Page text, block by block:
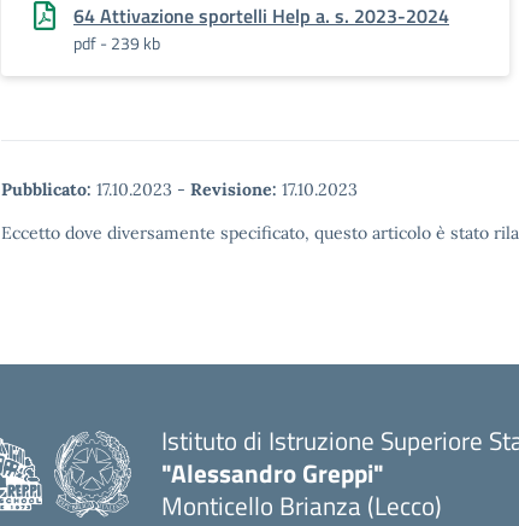
64 Attivazione sportelli Help a. s. 2023-2024
pdf - 239 kb
Pubblicato: 17.10.2023 - Revisione: 17.10.2023
Eccetto dove diversamente specificato, questo articolo è stato
Istituto di Istruzione Superiore
"Alessandro Greppi"
Monticello Brianza (Lecco)